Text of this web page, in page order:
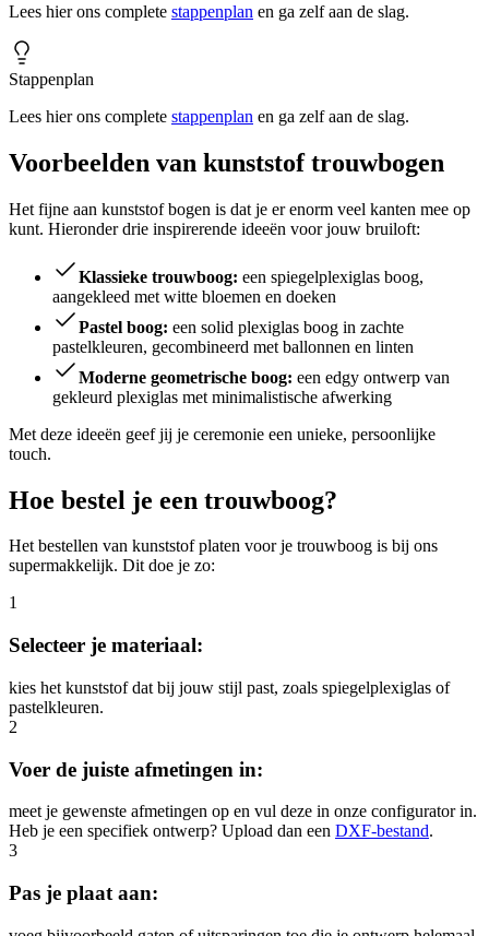
Lees hier ons complete stappenplan en ga zelf aan de slag.
Stappenplan
Lees hier ons complete stappenplan en ga zelf aan de slag.
Voorbeelden van kunststof trouwbogen
Het fijne aan kunststof bogen is dat je er enorm veel kanten mee op
kunt. Hieronder drie inspirerende ideeën voor jouw bruiloft:
Klassieke trouwboog: een spiegelplexiglas boog,
aangekleed met witte bloemen en doeken
Pastel boog: een solid plexiglas boog in zachte
pastelkleuren, gecombineerd met ballonnen en linten
Moderne geometrische boog: een edgy ontwerp van
gekleurd plexiglas met minimalistische afwerking
Met deze ideeën geef jij je ceremonie een unieke, persoonlijke
touch.
Hoe bestel je een trouwboog?
Het bestellen van kunststof platen voor je trouwboog is bij ons
supermakkelijk. Dit doe je zo:
1
Selecteer je materiaal:
kies het kunststof dat bij jouw stijl past, zoals spiegelplexiglas of
pastelkleuren.
2
Voer de juiste afmetingen in:
meet je gewenste afmetingen op en vul deze in onze configurator in.
Heb je een specifiek ontwerp? Upload dan een DXF-bestand.
3
Pas je plaat aan: